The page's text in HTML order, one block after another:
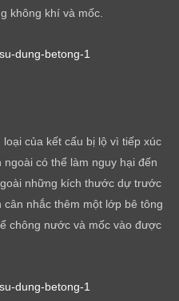
không khí và mốc.
của kết cấu bị lộ vì tiếp xúc
có thể làm nguy hại đến
những kích thước dự trước
nhắc thêm một lớp bê tông
chông nước và mốc vào được